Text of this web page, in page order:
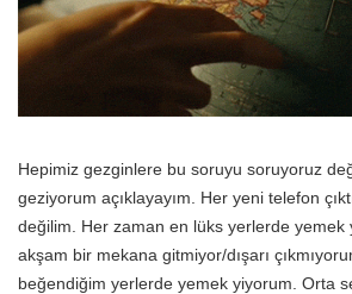
Hepimiz gezginlere bu soruyu soruyoruz
geziyorum açıklayayım. Her yeni telefon
değilim. Her zaman en lüks yerlerde yemek
akşam bir mekana gitmiyor/dışarı
beğendiğim yerlerde yemek yiyorum. Orta